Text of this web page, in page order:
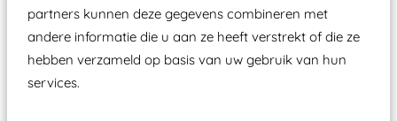
partners kunnen deze gegevens combineren met
andere informatie die u aan ze heeft verstrekt of die ze
hebben verzameld op basis van uw gebruik van hun
services.
Wij ook speeltoestellen kunnen laten keuren zodat
ze toch binnen het Warenwetbesluit Attractie- en
Speeltoestellen vallen?